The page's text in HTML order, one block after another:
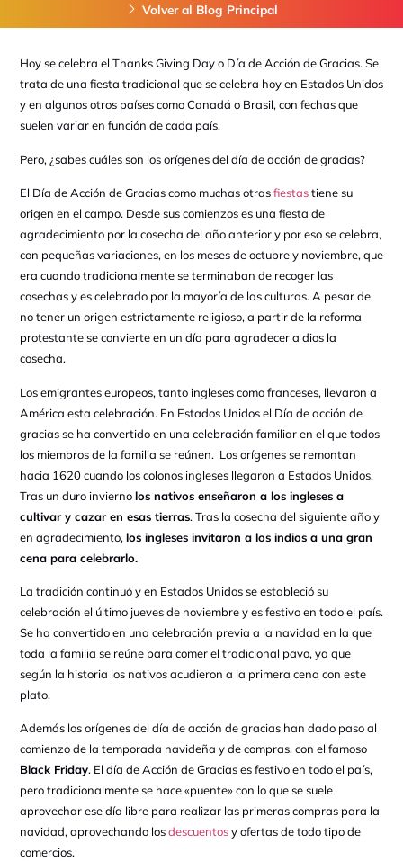
Volver al Blog Principal
Hoy se celebra el Thanks Giving Day o Día de Acción de Gracias. Se
trata de una fiesta tradicional que se celebra hoy en Estados Unidos
y en algunos otros países como Canadá o Brasil, con fechas que
suelen variar en función de cada país.
Pero, ¿sabes cuáles son los orígenes del día de acción de gracias?
El Día de Acción de Gracias como muchas otrasfiestastiene su
origen en el campo. Desde sus comienzos es una fiesta de
agradecimiento por la cosecha del año anterior y por eso se celebra,
con pequeñas variaciones, en los meses de octubre y noviembre, que
era cuando tradicionalmente se terminaban de recoger las
cosechas y es celebrado por la mayoría de las culturas. A pesar de
no tener un origen estrictamente religioso, a partir de la reforma
protestante se convierte en un día para agradecer a dios la
cosecha.
Los emigrantes europeos, tanto ingleses como franceses, llevaron a
América esta celebración. En Estados Unidos el Día de acción de
gracias se ha convertido en una celebración familiar en el que todos
los miembros de la familia se reúnen. Los orígenes se remontan
hacia 1620 cuando los colonos ingleses llegaron a Estados Unidos.
Tras un duro inviernolos nativos enseñaron a los ingleses a
cultivar y cazar en esas tierras. Tras la cosecha del siguiente año y
en agradecimiento, los ingleses invitaron a los indios a una gran
cena para celebrarlo.
La tradición continuó y en Estados Unidos se estableció su
celebración el último jueves de noviembre y es festivo en todo el país.
Se ha convertido en una celebración previa a la navidad en la que
toda la familia se reúne para comer el tradicional pavo, ya que
según la historia los nativos acudieron a la primera cena con este
plato.
Además los orígenes del día de acción de gracias han dado paso al
comienzo de la temporada navideña y de compras, con el famoso
Black Friday. El día de Acción de Gracias es festivo en todo el país,
pero tradicionalmente se hace «puente» con lo que se suele
aprovechar ese día libre para realizar las primeras compras para la
navidad, aprovechando losdescuentosy ofertas de todo tipo de
comercios.